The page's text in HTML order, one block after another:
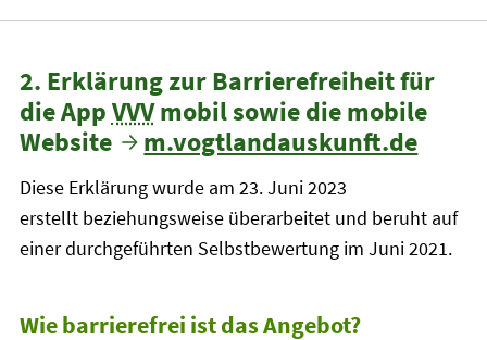
2. Erklärung zur Barrierefreiheit für
die AppVVVmobil sowie die mobile
Website
m.vogtlandauskunft.de
Diese Erklärung wurde am 23. Juni 2023
erstellt beziehungsweise überarbeitet und beruht auf
einer durchgeführten Selbstbewertung im Juni 2021.
Wie barrierefrei ist das Angebot?